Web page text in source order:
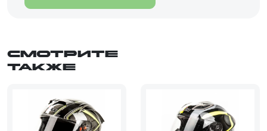
Смотрите
также